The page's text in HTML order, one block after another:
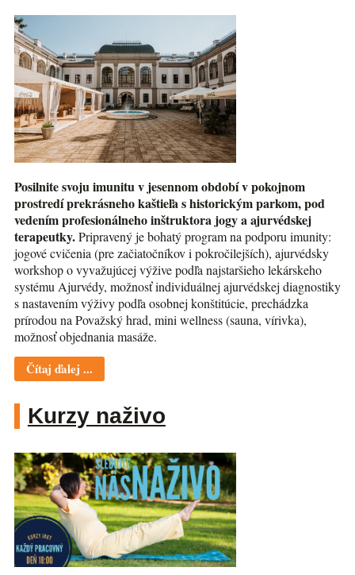
Posilnite svoju imunitu v jesennom období v pokojnom
prostredí prekrásneho kaštieľa s historickým parkom, pod
vedením profesionálneho inštruktora jogy a ajurvédskej
terapeutky.Pripravený je bohatý program na podporu imunity:
jogové cvičenia (pre začiatočníkov i pokročilejších), ajurvédsky
workshop o vyvažujúcej výžive podľa najstaršieho lekárskeho
systému Ajurvédy, možnosť individuálnej ajurvédskej diagnostiky
s nastavením výživy podľa osobnej konštitúcie, prechádzka
prírodou na Považský hrad, mini wellness (sauna, vírivka),
možnosť objednania masáže.
Čítaj ďalej ...
Kurzy naživo